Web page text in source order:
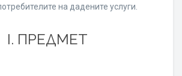
на дадените услуги.
І. ПРЕДМЕТ